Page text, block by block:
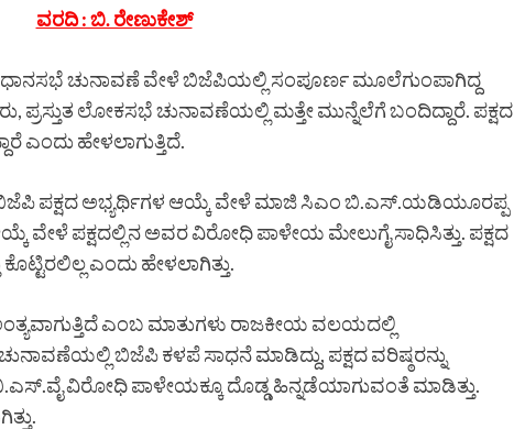
ವರದಿ : ಬಿ. ರೇಣುಕೇಶ್
ಚುನಾವಣೆ ವೇಳೆ ಬಿಜೆಪಿಯಲ್ಲಿ ಸಂಪೂರ್ಣ ಮೂಲೆಗುಂಪಾಗಿದ್ದ
ಲೋಕಸಭೆ ಚುನಾವಣೆಯಲ್ಲಿ ಮತ್ತೇ ಮುನ್ನೆಲೆಗೆ ಬಂದಿದ್ದಾರೆ. ಪಕ್ಷದ
ಎಂದು ಹೇಳಲಾಗುತ್ತಿದೆ.
ಪಕ್ಷದ ಅಭ್ಯರ್ಥಿಗಳ ಆಯ್ಕೆ ವೇಳೆ ಮಾಜಿ ಸಿಎಂ ಬಿ.ಎಸ್.ಯಡಿಯೂರಪ್ಪ
ವೇಳೆ ಪಕ್ಷದಲ್ಲಿನ ಅವರ ವಿರೋಧಿ ಪಾಳೇಯ ಮೇಲುಗೈ ಸಾಧಿಸಿತ್ತು. ಪಕ್ಷದ
ಎಂದು ಹೇಳಲಾಗಿತ್ತು.
ಎಂಬ ಮಾತುಗಳು ರಾಜಕೀಯ ವಲಯದಲ್ಲಿ
ಬಿಜೆಪಿ ಕಳಪೆ ಸಾಧನೆ ಮಾಡಿದ್ದು, ಪಕ್ಷದ ವರಿಷ್ಠರನ್ನು
ವಿರೋಧಿ ಪಾಳೇಯಕ್ಕೂ ದೊಡ್ಡ ಹಿನ್ನಡೆಯಾಗುವಂತೆ ಮಾಡಿತ್ತು.